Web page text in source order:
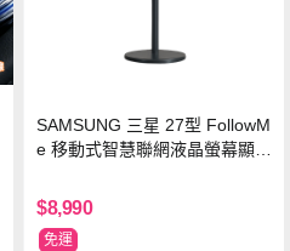
SAMSUNG 三星 27型 FollowM
e 移動式智慧聯網液晶螢幕顯示
$8,990
免運